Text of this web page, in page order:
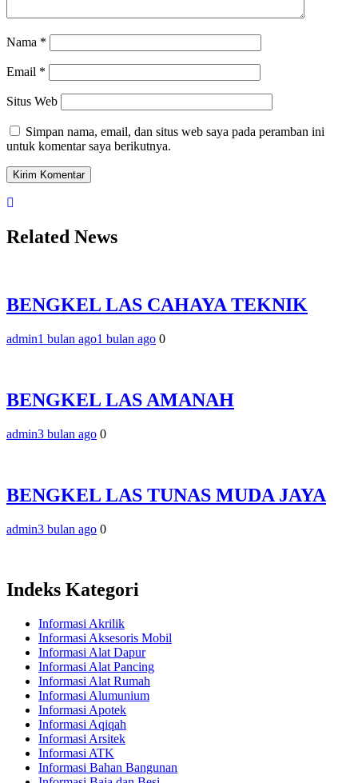
Nama *
Email *
Situs Web
Simpan nama, email, dan situs web saya pada peramban ini
untuk komentar saya berikutnya.
Related News
BENGKEL LAS CAHAYA TEKNIK
admin1 bulan ago1 bulan ago 0
BENGKEL LAS AMANAH
admin3 bulan ago 0
BENGKEL LAS TUNAS MUDA JAYA
admin3 bulan ago 0
Indeks Kategori
Informasi Akrilik
Informasi Aksesoris Mobil
Informasi Alat Dapur
Informasi Alat Pancing
Informasi Alat Rumah
Informasi Alumunium
Informasi Apotek
Informasi Aqiqah
Informasi Arsitek
Informasi ATK
Informasi Bahan Bangunan